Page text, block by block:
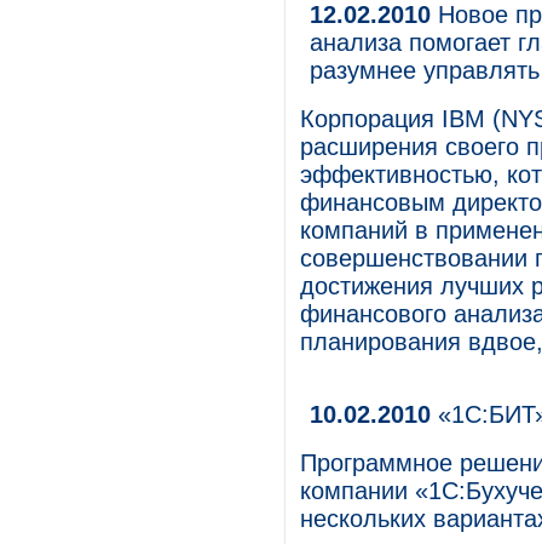
12.02.2010 Новое
анализа помогает
разумнее
Корпорация IBM
расширения своего
эффективностью,
финансовым
компаний в
совершенствовании
достижения лучших
финансового
планирования
10.02.2010
Программное
компании
нескольких